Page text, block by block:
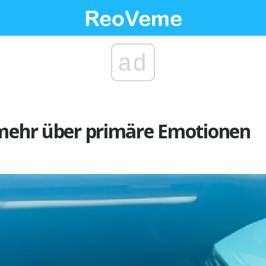
ad
über primäre Emotionen